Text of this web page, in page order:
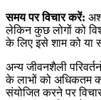
समय पर विचार करें:
लेकिन कुछ लोगों को
के लिए इसे शाम को या
अन्य जीवनशैली
के लाभों को अधिकतम
संयोजित करने पर